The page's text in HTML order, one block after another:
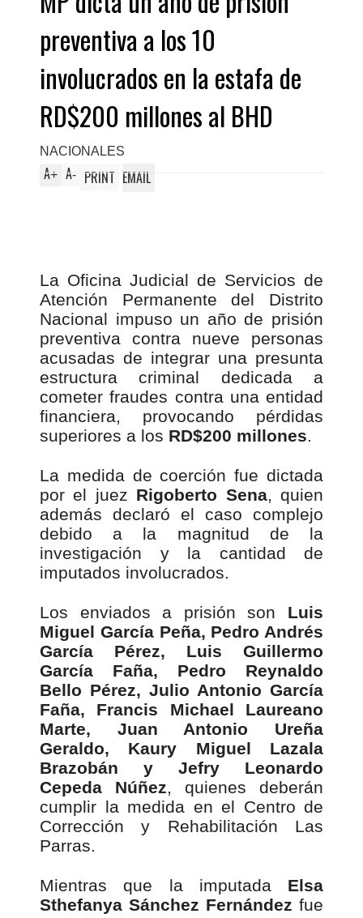
preventiva a los 10
involucrados en la estafa de
RD$200 millones al BHD
NACIONALES
A+ A- PRINT EMAIL
La Oficina Judicial de Servicios de
Atención Permanente del Distrito
Nacional impuso un año de prisión
preventiva contra nueve personas
acusadas de integrar una presunta
estructura criminal dedicada a
cometer fraudes contra una entidad
financiera, provocando pérdidas
superiores a los RD$200 millones.
La medida de coerción fue dictada
por el juez Rigoberto Sena, quien
además declaró el caso complejo
debido a la magnitud de la
investigación y la cantidad de
imputados involucrados.
Los enviados a prisión son Luis
Miguel García Peña, Pedro Andrés
García Pérez, Luis Guillermo
García Faña, Pedro Reynaldo
Bello Pérez, Julio Antonio García
Faña, Francis Michael Laureano
Marte, Juan Antonio Ureña
Geraldo, Kaury Miguel Lazala
Brazobán y Jefry Leonardo
Cepeda Núñez, quienes deberán
cumplir la medida en el Centro de
Corrección y Rehabilitación Las
Parras.
Mientras que la imputada Elsa
Sthefanya Sánchez Fernández fue